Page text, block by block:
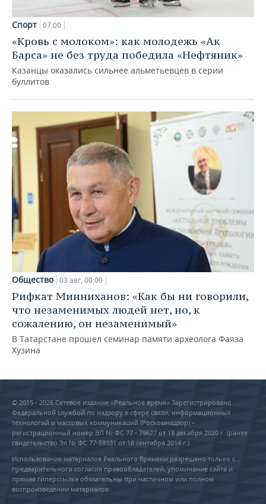
Спорт 07:00
«Кровь с молоком»: как молодежь «Ак
Барса» не без труда победила «Нефтяник»
Казанцы оказались сильнее альметьевцев в серии
буллитов
Общество 03 авг, 00:00
Рифкат Минниханов: «Как бы ни говорили,
что незаменимых людей нет, но, к
сожалению, он незаменимый»
В Татарстане прошел семинар памяти археолога Фаяза
Хузина
© 2015 - 2026 Сетевое издание «Реальное время» Зарегистрировано
Федеральной службой по надзору в сфере связи, информационных
технологий и массовых коммуникаций (Роскомнадзор) –
регистрационный номер ЭЛ № ФС 77 - 79627 от 18 декабря 2020 г. (ранее
свидетельство Эл № ФС 77-59331 от 18 сентября 2014 г.)
Использование материалов Реального Времени разрешено только с
предварительного согласия правообладателей, упоминание сайта и
прямая гиперссылка обязательны при частичном или полном
воспроизведении материалов.